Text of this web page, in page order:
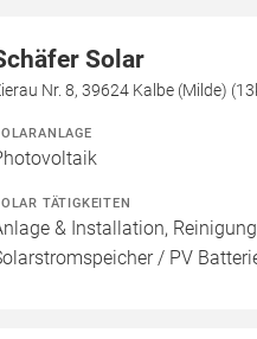
Solar
Nr. 8, 39624 Kalbe (Milde)
TÄTIGKEITEN
& Installation,
/ PV